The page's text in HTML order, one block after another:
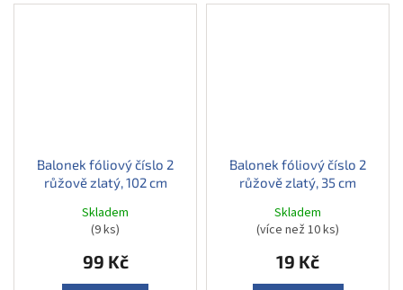
Balonek fóliový číslo 2
růžově zlatý, 102 cm
Skladem
(9 ks)
99 Kč
Balonek fóliový číslo 2
růžově zlatý, 35 cm
Skladem
(více než 10 ks)
19 Kč